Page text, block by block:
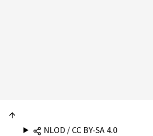
NLOD / CC BY-SA 4.0